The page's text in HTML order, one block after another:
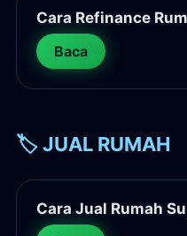
Cara Refinance
Baca
🏷️ JUAL RUMAH
Cara Jual Rumah